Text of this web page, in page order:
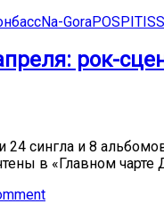
Na-GoraPOSPI
рок-
24 сингла и 8
в «Главном